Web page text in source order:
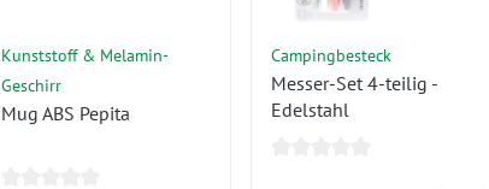
Kunststoff & Melamin-
Geschirr
Mug ABS Pepita
Campingbesteck
Messer-Set 4-teilig -
Edelstahl